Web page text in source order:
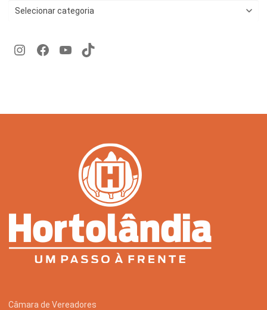
Câmara de Vereadores